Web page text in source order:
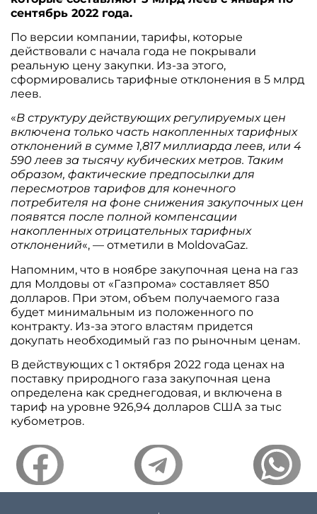
сентябрь 2022 года.
По версии компании, тарифы, которые
действовали с начала года не покрывали
реальную цену закупки. Из-за этого,
сформировались тарифные отклонения в 5 млрд
леев.
«В структуру действующих регулируемых цен
включена только часть накопленных тарифных
отклонений в сумме 1,817 миллиарда леев, или 4
590 леев за тысячу кубических метров. Таким
образом, фактические предпосылки для
пересмотров тарифов для конечного
потребителя на фоне снижения закупочных цен
появятся после полной компенсации
накопленных отрицательных тарифных
отклонений«, — отметили в MoldovaGaz.
Напомним, что в ноябре закупочная цена на газ
для Молдовы от «Газпрома» составляет 850
долларов. При этом, объем получаемого газа
будет минимальным из положенного по
контракту. Из-за этого властям придется
докупать необходимый газ по рыночным ценам.
В действующих с 1 октября 2022 года ценах на
поставку природного газа закупочная цена
определена как среднегодовая, и включена в
тариф на уровне 926,94 долларов США за тыс
кубометров.